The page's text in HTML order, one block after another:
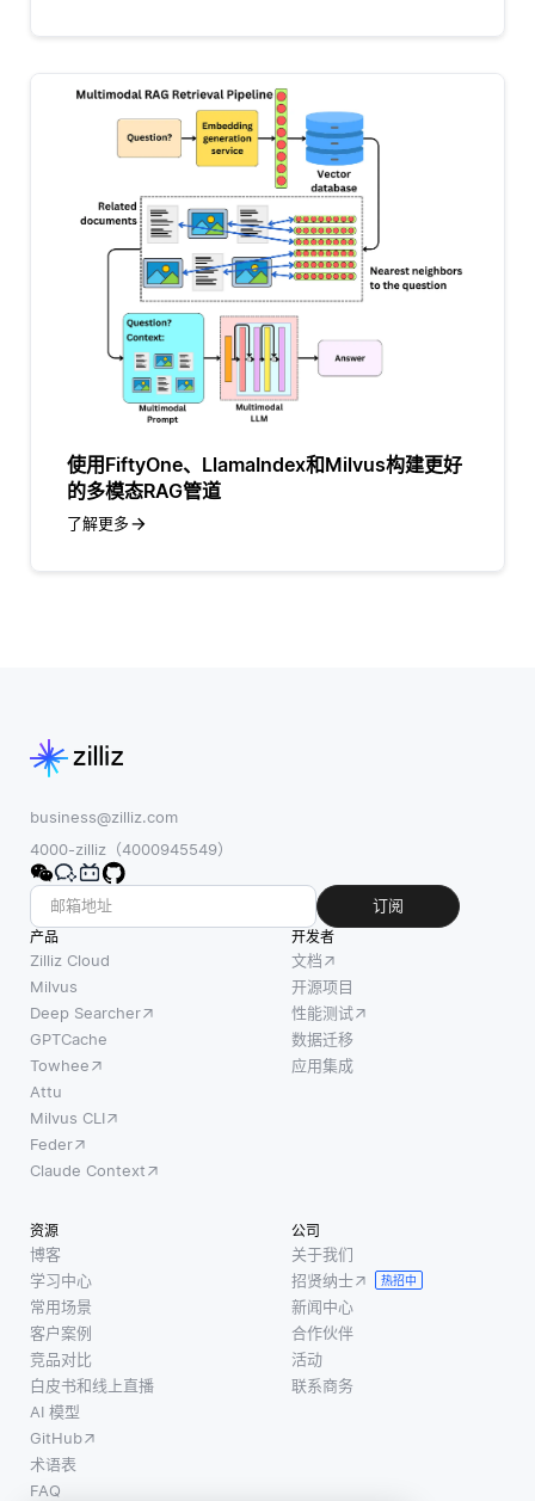
使用FiftyOne、LlamaIndex和Milvus构建更好
的多模态RAG管道
了解更多
business@zilliz.com
4000-zilliz（4000945549）
订阅
产品
Zilliz Cloud
Milvus
Deep Searcher
GPTCache
Towhee
Attu
Milvus CLI
Feder
Claude Context
开发者
文档
开源项目
性能测试
数据迁移
应用集成
资源
博客
学习中心
常用场景
客户案例
竞品对比
白皮书和线上直播
AI 模型
GitHub
术语表
FAQ
公司
关于我们
招贤纳士
热招中
新闻中心
合作伙伴
活动
联系商务